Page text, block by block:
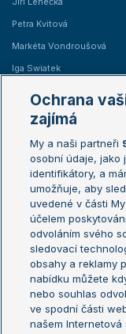
Petra Kvitová
Markéta Vondroušová
Iga Swiatek
Žebříčky
Žebříček ATP (muži)
Žebříček WTA (ženy)
Sázkařský žebříček
Aktualní trendy
Fotbalové přestupy
Livesport Daily
Ochrana
zajímá
My a naši partneři
osobní údaje, jako
identifikátory, a
umožňuje, aby
uvedené v části
účelem
odvoláním svého
sledovací
obsahy a reklamy
nabídku můžete
nebo souhlas
ve spodní části
našem